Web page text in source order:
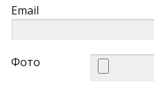
Email
Фото